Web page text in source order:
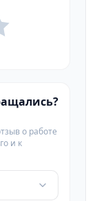
о работе
и к